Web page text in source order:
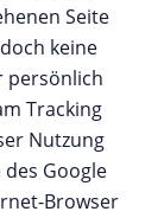
Seite
keine
persönlich
Tracking
Nutzung
Google
Browser